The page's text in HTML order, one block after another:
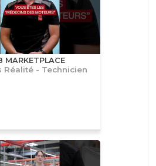
MARKETPLACE
Réalité - Technicien